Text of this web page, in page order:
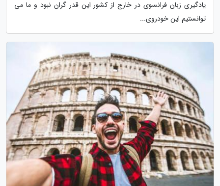
یادگیری زبان فرانسوی در خارج از کشور این قدر گران نبود و ما می
توانستیم این خودروی...